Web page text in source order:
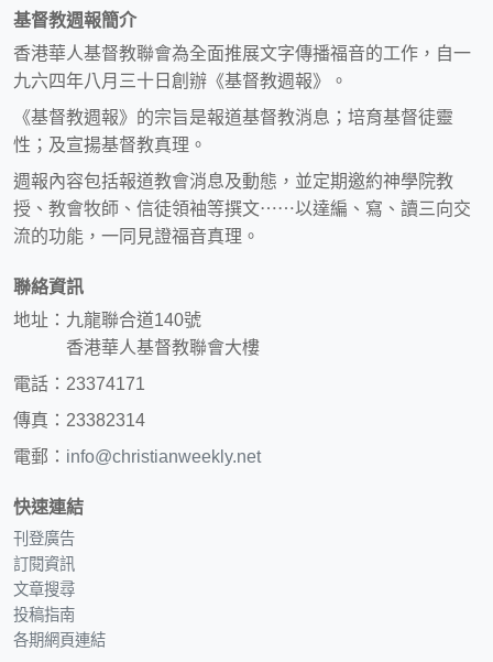
基督教週報簡介
香港華人基督教聯會為全面推展文字傳播福音的工作，自一
九六四年八月三十日創辦《基督教週報》。
《基督教週報》的宗旨是報道基督教消息；培育基督徒靈
性；及宣揚基督教真理。
週報內容包括報道教會消息及動態，並定期邀約神學院教
授、教會牧師、信徒領袖等撰文⋯⋯以達編、寫、讀三向交
流的功能，一同見證福音真理。
聯絡資訊
地址：九龍聯合道140號
香港華人基督教聯會大樓
電話：23374171
傳真：23382314
電郵： info@christianweekly.net
快速連結
刊登廣告
訂閱資訊
文章搜尋
投稿指南
各期網頁連結